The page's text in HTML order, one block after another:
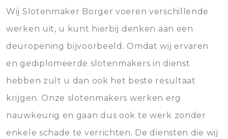
Wij Slotenmaker Borger voeren verschillende
werken uit, u kunt hierbij denken aan een
deuropening bijvoorbeeld. Omdat wij ervaren
en gediplomeerde slotenmakers in dienst
hebben zult u dan ook het beste resultaat
krijgen. Onze slotenmakers werken erg
nauwkeurig en gaan dus ook te werk zonder
enkele schade te verrichten. De diensten die wij